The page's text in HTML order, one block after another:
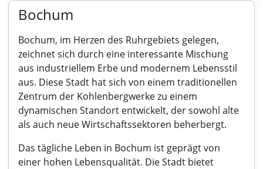
Bochum
Bochum, im Herzen des Ruhrgebiets gelegen,
zeichnet sich durch eine interessante Mischung
aus industriellem Erbe und modernem Lebensstil
aus. Diese Stadt hat sich von einem traditionellen
Zentrum der Kohlenbergwerke zu einem
dynamischen Standort entwickelt, der sowohl alte
als auch neue Wirtschaftssektoren beherbergt.
Das tägliche Leben in Bochum ist geprägt von
einer hohen Lebensqualität. Die Stadt bietet